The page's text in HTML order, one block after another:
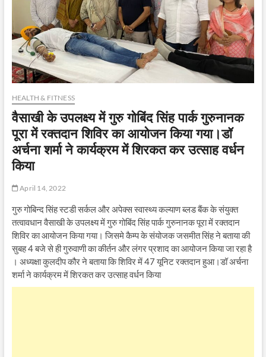
HEALTH & FITNESS
वैसाखी के उपलक्ष्य में गुरु गोबिंद सिंह पार्क गुरुनानक
पूरा में रक्तदान शिविर का आयोजन किया गया।डॉ
अर्चना शर्मा ने कार्यक्रम में शिरकत कर उत्साह वर्धन
किया
April 14, 2022
गुरु गोबिन्द सिंह स्टडी सर्कल और अपेक्स स्वास्थ्य कल्याण ब्लड बैंक के संयुक्त
तत्वावधान वैसाखी के उपलक्ष्य में गुरु गोबिंद सिंह पार्क गुरुनानक पूरा में रक्तदान
शिविर का आयोजन किया गया। जिसमे कैम्प के संयोजक जसमीत सिंह ने बताया की
सुबह 4 बजे से ही गुरुवाणी का कीर्तन और लंगर प्रशाद का आयोजन किया जा रहा है
। अध्यक्षा कुलदीप कौर ने बताया कि शिविर में 47 यूनिट रक्तदान हुआ।डॉ अर्चना
शर्मा ने कार्यक्रम में शिरकत कर उत्साह वर्धन किया